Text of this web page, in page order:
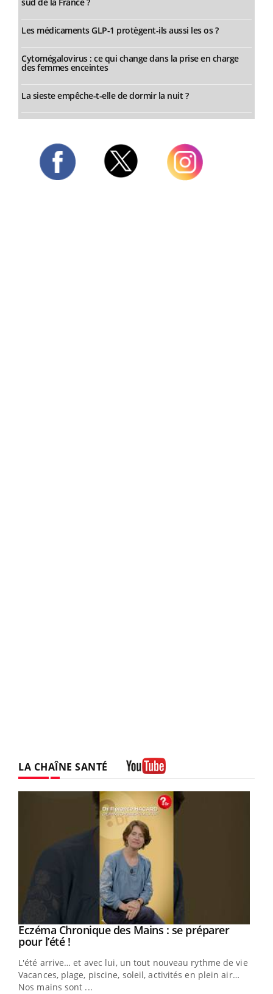
Les médicaments GLP-1 protègent-ils aussi les os ?
Cytomégalovirus : ce qui change dans la prise en charge
des femmes enceintes
La sieste empêche-t-elle de dormir la nuit ?
LA CHAÎNE SANTÉ
Youtube
Eczéma Chronique des Mains : se préparer
pour l’été !Youtube
L'été arrive… et avec lui, un tout nouveau rythme de vie !
Vacances, plage, piscine, soleil, activités en plein air…
Nos mains sont ...